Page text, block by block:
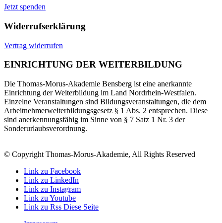
Jetzt spenden
Widerrufserklärung
Vertrag widerrufen
EINRICHTUNG DER WEITERBILDUNG
Die Thomas-Morus-Akademie Bensberg ist eine anerkannte
Einrichtung der Weiterbildung im Land Nordrhein-Westfalen.
Einzelne Veranstaltungen sind Bildungsveranstaltungen, die dem
Arbeitnehmerweiterbildungsgesetz § 1 Abs. 2 entsprechen. Diese
sind anerkennungsfähig im Sinne von § 7 Satz 1 Nr. 3 der
Sonderurlaubsverordnung.
© Copyright Thomas-Morus-Akademie, All Rights Reserved
Link zu Facebook
Link zu LinkedIn
Link zu Instagram
Link zu Youtube
Link zu Rss Diese Seite